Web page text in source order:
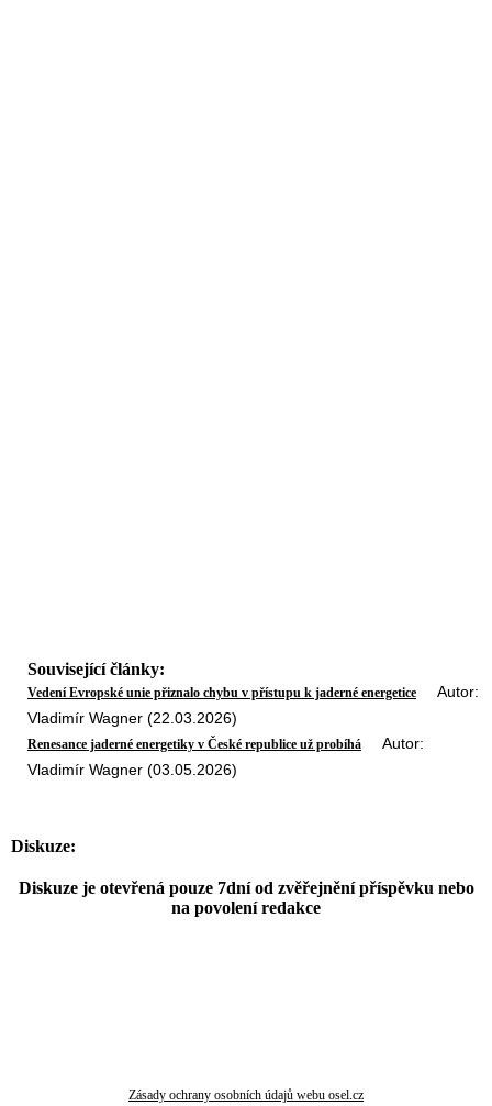
Související články:
Vedení Evropské unie přiznalo chybu v přístupu k jaderné energetice Autor:
Vladimír Wagner (22.03.2026)
Renesance jaderné energetiky v České republice už probíhá Autor:
Vladimír Wagner (03.05.2026)
Diskuze:
Diskuze je otevřená pouze 7dní od zvěřejnění příspěvku nebo
na povolení redakce
Zásady ochrany osobních údajů webu osel.cz